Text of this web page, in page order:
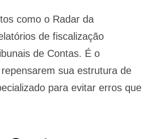
como o Radar da
de fiscalização
de Contas. É o
sua estrutura de
para evitar erros que